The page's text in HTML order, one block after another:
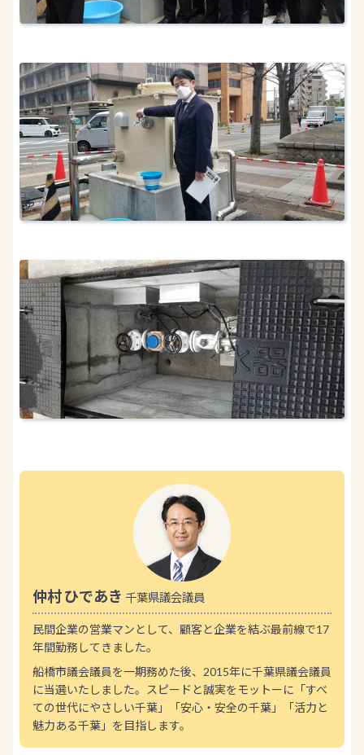
仲村 ひであき 千葉県議会議員
民間企業の営業マンとして、顧客と企業を結ぶ最前線で17
年間勤務してきました。
船橋市議会議員を一期務めた後、2015年に千葉県議会議員
に当選いたしました。スピードと誠実をモットーに「すべ
ての世代にやさしい千葉」「安心・安全の千葉」「活力と
魅力ある千葉」を目指します。